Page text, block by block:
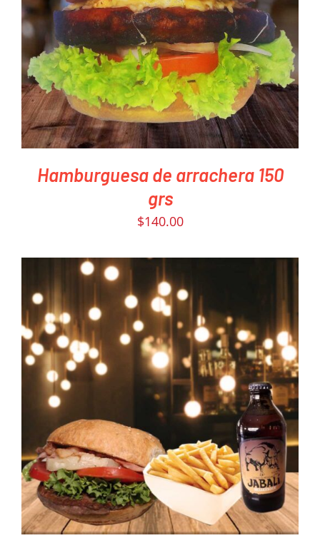
PEDIR AHORA
/
DETAILS
Hamburguesa de arrachera 150
grs
$140.00
PEDIR AHORA
/
DETAILS